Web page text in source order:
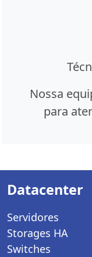
Nossa
para
Datacenter
Servidores
Storages HA
Switches